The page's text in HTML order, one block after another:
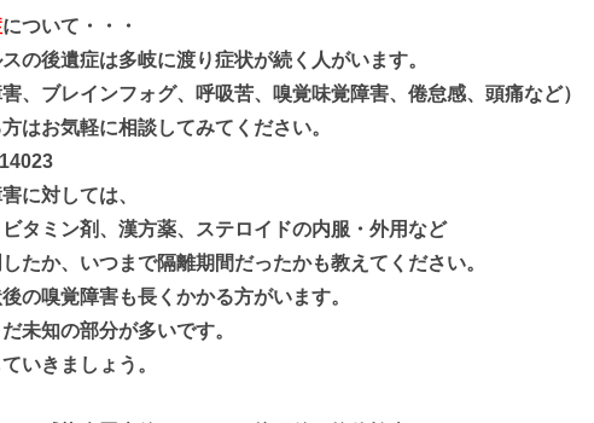
について・・・
の後遺症は多岐に渡り症状が続く人がいます。
害、ブレインフォグ、呼吸苦、嗅覚味覚障害、倦怠感、頭痛など）
はお気軽に相談してみてください。
に対しては、
タミン剤、漢方薬、ステロイドの内服・外用など
たか、いつまで隔離期間だったかも教えてください。
の嗅覚障害も長くかかる方がいます。
未知の部分が多いです。
いきましょう。